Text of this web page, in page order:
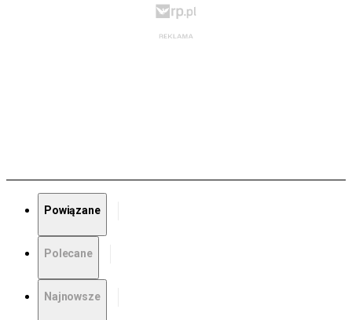
Powiązane
Polecane
Najnowsze